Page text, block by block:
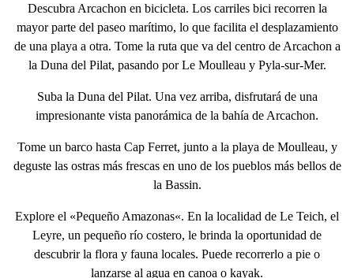
Descubra Arcachon en bicicleta. Los carriles bici recorren la
mayor parte del paseo marítimo, lo que facilita el desplazamiento
de una playa a otra. Tome la ruta que va del centro de Arcachon a
la Duna del Pilat, pasando por Le Moulleau y Pyla-sur-Mer.
Suba la Duna del Pilat. Una vez arriba, disfrutará de una
impresionante vista panorámica de la bahía de Arcachon.
Tome un barco hasta Cap Ferret, junto a la playa de Moulleau, y
deguste las ostras más frescas en uno de los pueblos más bellos de
la Bassin.
Explore el «Pequeño Amazonas«. En la localidad de Le Teich, el
Leyre, un pequeño río costero, le brinda la oportunidad de
descubrir la flora y fauna locales. Puede recorrerlo a pie o
lanzarse al agua en canoa o kayak.